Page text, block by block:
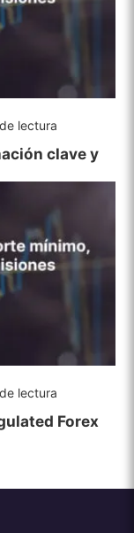
lectura
clave y
lectura
Forex